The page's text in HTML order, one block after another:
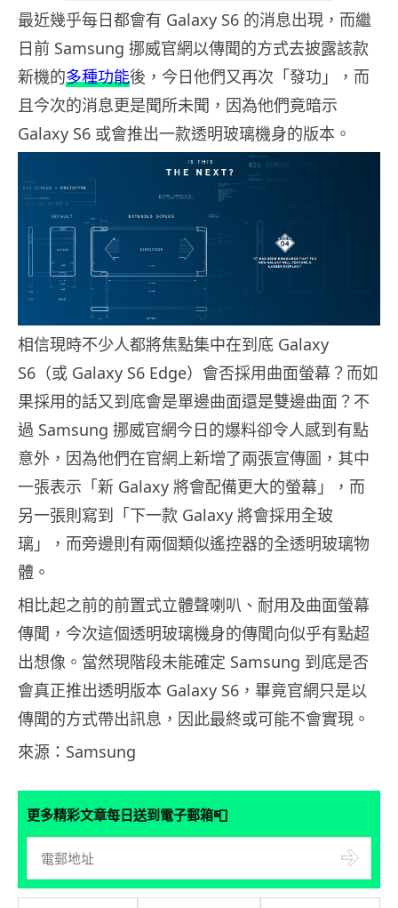
最近幾乎每日都會有 Galaxy S6 的消息出現，而繼
日前 Samsung 挪威官網以傳聞的方式去披露該款
新機的多種功能後，今日他們又再次「發功」，而
且今次的消息更是聞所未聞，因為他們竟暗示
Galaxy S6 或會推出一款透明玻璃機身的版本。
相信現時不少人都將焦點集中在到底 Galaxy
S6（或 Galaxy S6 Edge）會否採用曲面螢幕？而如
果採用的話又到底會是單邊曲面還是雙邊曲面？不
過 Samsung 挪威官網今日的爆料卻令人感到有點
意外，因為他們在官網上新增了兩張宣傳圖，其中
一張表示「新 Galaxy 將會配備更大的螢幕」，而
另一張則寫到「下一款 Galaxy 將會採用全玻
璃」，而旁邊則有兩個類似遙控器的全透明玻璃物
體。
相比起之前的前置式立體聲喇叭、耐用及曲面螢幕
傳聞，今次這個透明玻璃機身的傳聞向似乎有點超
出想像。當然現階段未能確定 Samsung 到底是否
會真正推出透明版本 Galaxy S6，畢竟官網只是以
傳聞的方式帶出訊息，因此最終或可能不會實現。
來源：Samsung
更多精彩文章每日送到電子郵箱📮